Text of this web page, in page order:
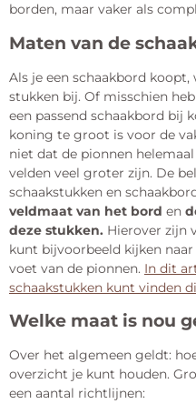
borden, maar vaker als
Maten van de
Als je een schaakbord
stukken bij. Of misschien
een passend schaakbord bij
koning te groot is voor de
niet dat de pionnen
velden veel groter zijn. De
schaakstukken en
veldmaat van het bord en
deze stukken. Hierover zijn
kunt bijvoorbeeld kijken
voet van de pionnen. In dit
schaakstukken kunt vinden
Welke maat is nou
Over het algemeen geldt:
overzicht je kunt houden.
een aantal richtlijnen: